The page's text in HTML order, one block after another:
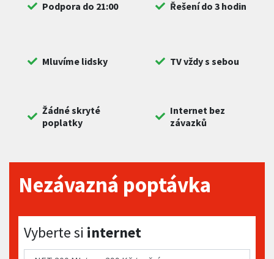
Podpora do 21:00 Řešení do 3 hodin
Mluvíme lidsky TV vždy s sebou
Žádné skryté
poplatky
Internet bez
závazků
Nezávazná poptávka
Vyberte si internet
Vyberte si internet